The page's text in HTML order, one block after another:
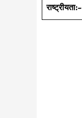
राष्ट्रीयता:-